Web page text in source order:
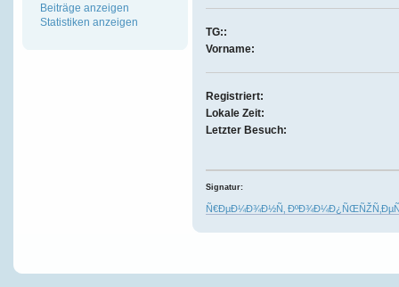
Beiträge anzeigen
Statistiken anzeigen
TG::
Vorname:
Registriert:
Lokale Zeit:
Letzter Besuch:
Signatur:
Ñ€ÐµÐ¼Ð¾Ð½Ñ‚